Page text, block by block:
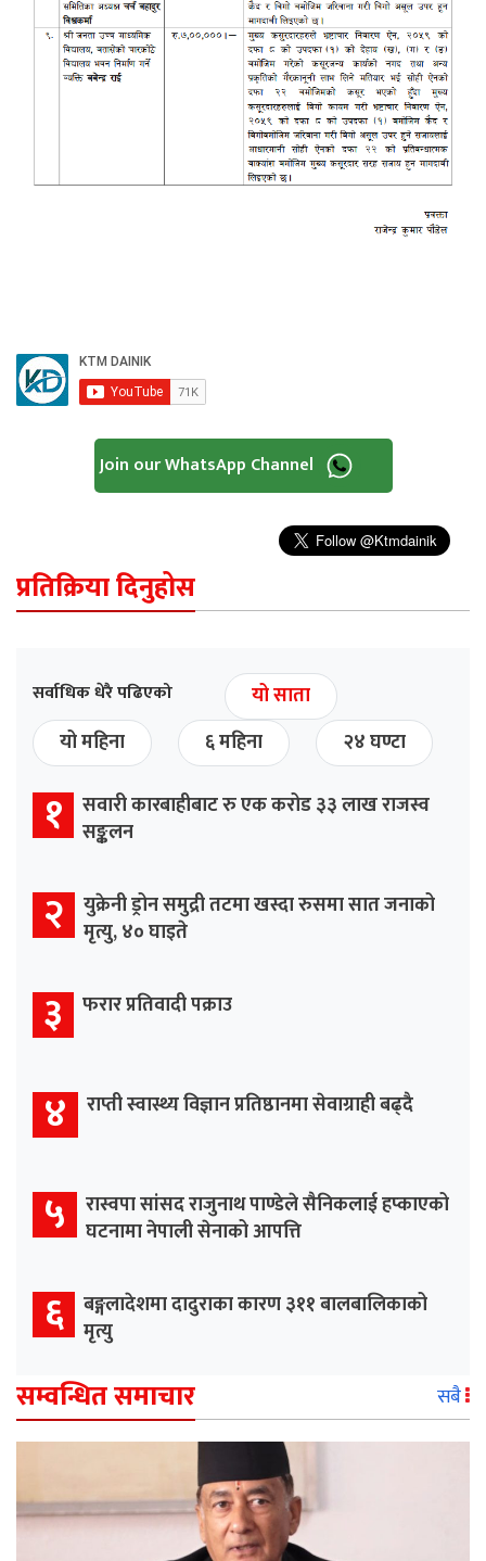
Join our WhatsApp Channel
प्रतिक्रिया दिनुहोस
सर्वाधिक धेरै पढिएको
यो साता
यो महिना
६ महिना २४ घण्टा
१ सवारी कारबाहीबाट रु एक करोड ३३ लाख राजस्व
सङ्कलन
२ युक्रेनी ड्रोन समुद्री तटमा खस्दा रुसमा सात जनाको
मृत्यु, ४० घाइते
३ फरार प्रतिवादी पक्राउ
४ राप्ती स्वास्थ्य विज्ञान प्रतिष्ठानमा सेवाग्राही बढ्दै
५ रास्वपा सांसद राजुनाथ पाण्डेले सैनिकलाई हप्काएको
घटनामा नेपाली सेनाको आपत्ति
६ बङ्गलादेशमा दादुराका कारण ३११ बालबालिकाको
मृत्यु
सम्वन्धित समाचार सबै